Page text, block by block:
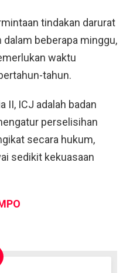
tindakan darurat
dalam beberapa minggu,
waktu
tahun.
II, ICJ adalah badan
perselisihan
secara hukum,
sedikit kekuasaan